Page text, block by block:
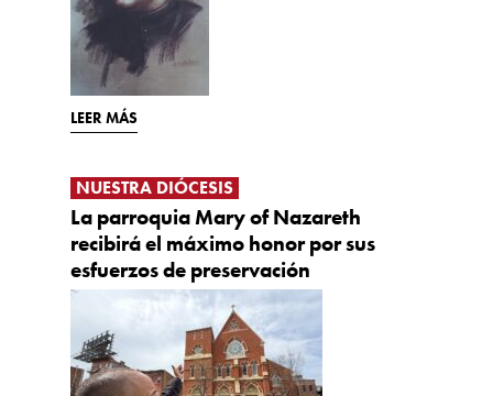
LEER MÁS
NUESTRA DIÓCESIS
La parroquia Mary of Nazareth
recibirá el máximo honor por sus
esfuerzos de preservación